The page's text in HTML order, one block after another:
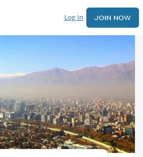
Log In JOIN NOW